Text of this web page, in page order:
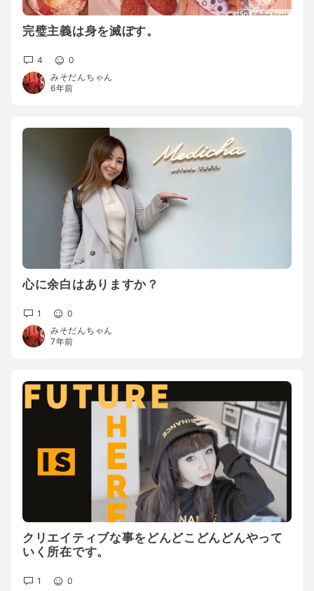
完璧主義は身を滅ぼす。
4
0
みそだんちゃん
6年前
心に余白はありますか？
1
0
みそだんちゃん
7年前
クリエイティブな事をどんどこどんどんやって
いく所在です。
1
0